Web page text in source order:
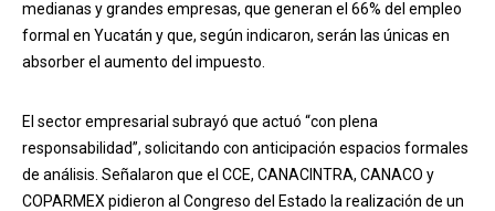
medianas y grandes empresas, que generan el 66% del empleo
formal en Yucatán y que, según indicaron, serán las únicas en
absorber el aumento del impuesto.
El sector empresarial subrayó que actuó “con plena
responsabilidad”, solicitando con anticipación espacios formales
de análisis. Señalaron que el CCE, CANACINTRA, CANACO y
COPARMEX pidieron al Congreso del Estado la realización de un